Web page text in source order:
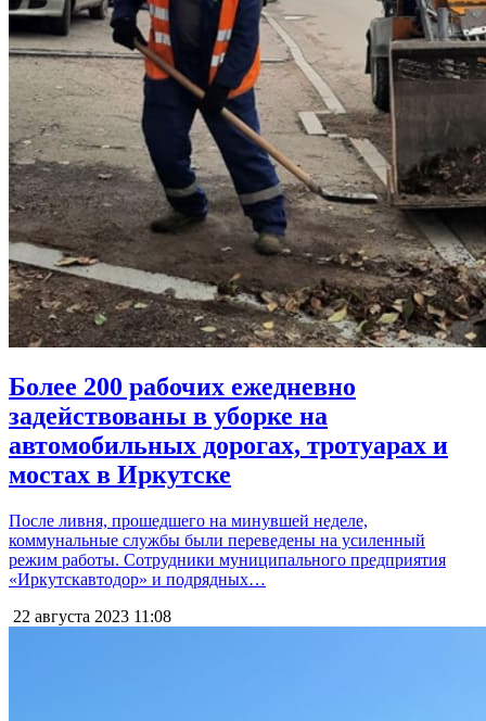
Более 200 рабочих ежедневно
задействованы в уборке на
автомобильных дорогах, тротуарах и
мостах в Иркутске
После ливня, прошедшего на минувшей неделе,
коммунальные службы были переведены на усиленный
режим работы. Сотрудники муниципального предприятия
«Иркутскавтодор» и подрядных…
22 августа 2023 11:08